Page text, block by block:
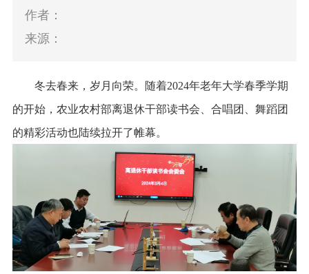
作者：
来源：
冬去春来，岁月向荣。随着2024年老年大学春季学期
的开始，农业农村部离退休干部读书会、合唱团、舞蹈团
的精彩活动也陆续拉开了帷幕。